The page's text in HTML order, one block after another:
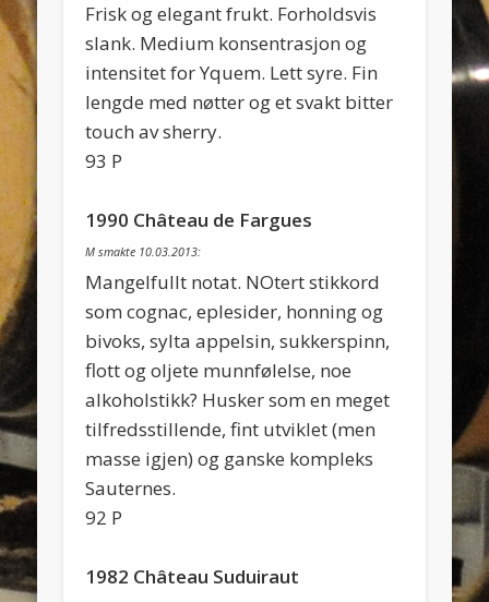
Frisk og elegant frukt. Forholdsvis
slank. Medium konsentrasjon og
intensitet for Yquem. Lett syre. Fin
lengde med nøtter og et svakt bitter
touch av sherry.
93 P
1990 Château de Fargues
M smakte 10.03.2013:
Mangelfullt notat. NOtert stikkord
som cognac, eplesider, honning og
bivoks, sylta appelsin, sukkerspinn,
flott og oljete munnfølelse, noe
alkoholstikk? Husker som en meget
tilfredsstillende, fint utviklet (men
masse igjen) og ganske kompleks
Sauternes.
92 P
1982 Château Suduiraut